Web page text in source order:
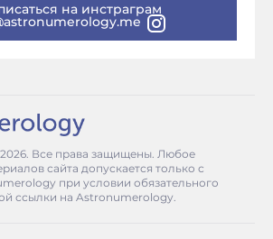
на инстраграм
2026. Все права защищены. Любое
сайта допускается только с
при условии обязательного
ссылки на Astronumerology.